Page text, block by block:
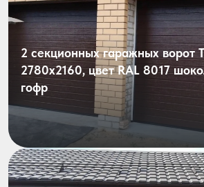
2 секционных гаражных ворот
2780х2160, цвет RAL 8017
гофр